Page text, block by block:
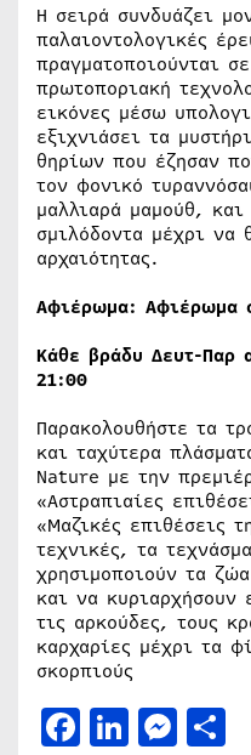
Η σειρά συνδυάζει
παλαιοντολογικές
πραγματοποιούνται
πρωτοποριακή
εικόνες μέσω
εξιχνιάσει τα
θηρίων που έζησαν
τον φονικό
μαλλιαρά μαμούθ,
σμιλόδοντα μέχρι να
αρχαιότητας.
Αφιέρωμα: Αφιέρωμα
Κάθε βράδυ Δευτ-Παρ
21:00
Παρακολουθήστε τα
και ταχύτερα
Nature με την
«Αστραπιαίες
«Μαζικές επιθέσεις
τεχνικές, τα
χρησιμοποιούν τα
και να
τις αρκούδες, τους
καρχαρίες μέχρι τα
σκορπιούς
Facebook